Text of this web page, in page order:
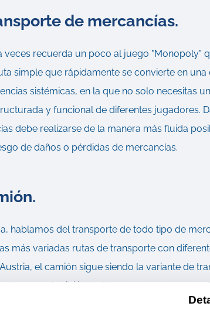
de mercancías.
veces recuerda un poco al juego "Monopoly"
simple que rápidamente se convierte en
sistémicas, en la que no solo necesitas
y funcional de diferentes jugadores.
debe realizarse de la manera más fluida
de daños o pérdidas de mercancías.
hablamos del transporte de todo tipo de
más variadas rutas de transporte con
el camión sigue siendo la variante de
la mayor flexibilidad. Además, hay transporte
europeo. Para proteger el medio